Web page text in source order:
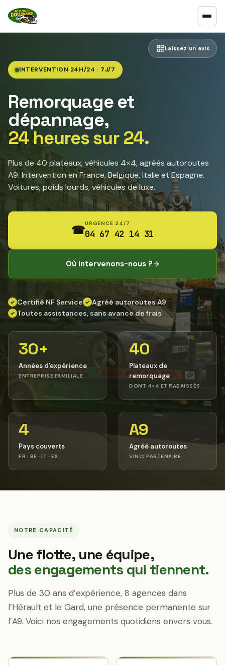
Laissez un avis
INTERVENTION 24H/24 · 7J/7
Remorquage et
dépannage,
24 heures sur 24.
Plus de 40 plateaux, véhicules 4×4, agréés autoroutes
A9. Intervention en France, Belgique, Italie et Espagne.
Voitures, poids lourds, véhicules de luxe.
☎URGENCE 24/7
04 67 42 14 31
Où intervenons-nous ?→
✓ Certifié NF Service ✓ Agréé autoroutes A9
✓ Toutes assistances, sans avance de frais
30+
Années d'expérience
ENTREPRISE FAMILIALE
40
Plateaux de
remorquage
DONT 4×4 ET RABAISSÉS
4
Pays couverts
FR · BE · IT · ES
A9
Agréé autoroutes
VINCI PARTENAIRE
NOTRE CAPACITÉ
Une flotte, une équipe,
des engagements qui tiennent.
Plus de 30 ans d’expérience, 8 agences dans
l’Hérault et le Gard, une présence permanente sur
l’A9. Voici nos engagements quotidiens envers vous.